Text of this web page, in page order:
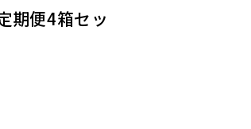
期便4箱セッ